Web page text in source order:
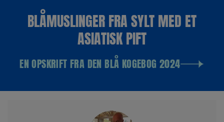
BLÅMUSLINGER FRA SYLT MED ET
ASIATISK PIFT
EN OPSKRIFT FRA DEN BLÅ KOGEBOG 2024